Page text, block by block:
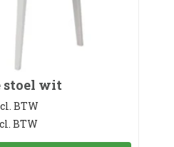
stoel wit
BTW
BTW